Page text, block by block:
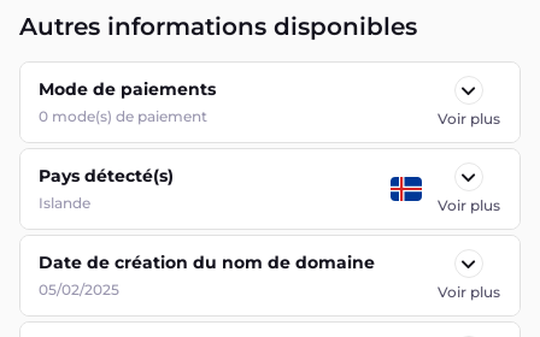
Autres informations disponibles
Mode de paiements
0 mode(s) de paiement Voir plus
Pays détecté(s)
Islande Voir plus
Date de création du nom de domaine
05/02/2025 Voir plus